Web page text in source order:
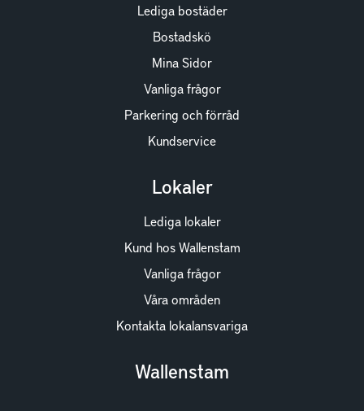
Lediga bostäder
Bostadskö
Mina Sidor
Vanliga frågor
Parkering och förråd
Kundservice
Lokaler
Lediga lokaler
Kund hos Wallenstam
Vanliga frågor
Våra områden
Kontakta lokalansvariga
Wallenstam